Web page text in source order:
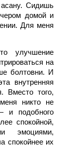
асану. Сидишь
домой и
Для меня
улучшение
на
болтовни. И
внутренняя
Вместо того,
никто не
и подобного
спокойной,
эмоциями,
спокойнее их